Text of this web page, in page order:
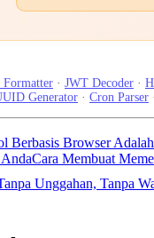
Formatter · JWT Decoder ·
Generator · Cron Parser ·
Berbasis Browser
Cara Membuat
Unggahan, Tanpa